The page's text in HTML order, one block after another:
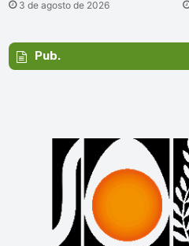
3 de agosto de 2026
Pub.